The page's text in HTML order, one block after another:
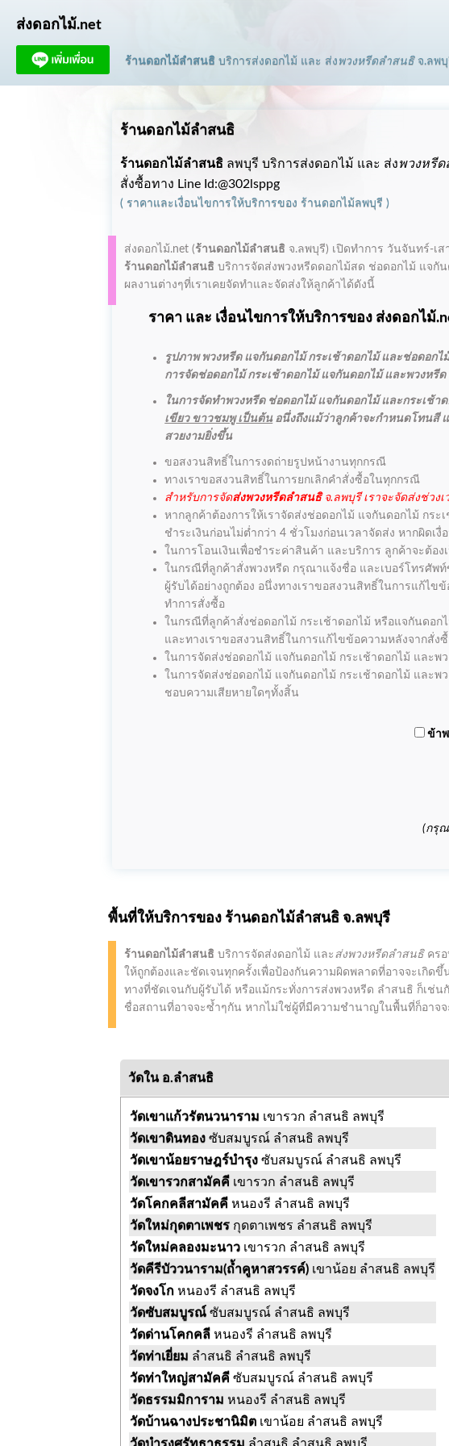
ส่งดอกไม้.net
ร้านดอกไม้ลำสนธิ บริการส่งดอกไม้ และ ส่ง พวงหรีดลำสนธิจ.ลพบุ
ร้านดอกไม้ลำสนธิ
ร้านดอกไม้ลำสนธิ ลพบุรี บริการส่งดอกไม้ และ ส่งพวงหรี
สั่งซื้อทาง Line Id:@302lsppg
( ราคาและเงื่อนไขการให้บริการของ ร้านดอกไม้ลพบุรี )
ส่งดอกไม้.net (ร้านดอกไม้ลำสนธิ จ.ลพบุรี) เปิดทำการ วันจันทร์-เส
ร้านดอกไม้ลำสนธิ บริการจัดส่งพวงหรีดดอกไม้สด ช่อดอกไม้ แจกั
ผลงานต่างๆที่เราเคยจัดทำและจัดส่งให้ลูกค้าได้ดังนี้
ราคา และ เงื่อนไขการให้บริการของ ส่งดอกไม้
รูปภาพ พวงหรีด แจกันดอกไม้ กระเช้าดอกไม้ และช่อดอก
การจัดช่อดอกไม้ กระเช้าดอกไม้ แจกันดอกไม้ และพวงห
ในการจัดทำพวงหรีด ช่อดอกไม้ แจกันดอกไม้ และกระเช้า
เขียว ขาวชมพู เป็นต้นอนึ่งถึงแม้ว่าลูกค้าจะกำหนดโทนสี แ
สวยงามยิ่งขึ้น
ขอสงวนสิทธิ์ในการงดถ่ายรูปหน้างานทุกกรณี
ทางเราขอสงวนสิทธิ์ในการยกเลิกคำสั่งซื้อในทุกกรณี
สำหรับการจัดส่งพวงหรีดลำสนธิจ.ลพบุรี เราจะจัดส่งช่วงเ
หากลูกค้าต้องการให้เราจัดส่งช่อดอกไม้ แจกันดอกไม้ กระ
ชำระเงินก่อนไม่ต่ำกว่า 4 ชั่วโมงก่อนเวลาจัดส่ง หากผิดเ
ในการโอนเงินเพื่อชำระค่าสินค้า และบริการ ลูกค้าจะต้อ
ในกรณีที่ลูกค้าสั่งพวงหรีด กรุณาแจ้งชื่อ และเบอร์โทรศัพท์
ผู้รับได้อย่างถูกต้อง อนึ่งทางเราขอสงวนสิทธิ์ในการแก้ไ
ทำการสั่งซื้อ
ในกรณีที่ลูกค้าสั่งช่อดอกไม้ กระเช้าดอกไม้ หรือแจกันดอ
และทางเราขอสงวนสิทธิ์ในการแก้ไขข้อความหลังจากสั่ง
ในการจัดส่งช่อดอกไม้ แจกันดอกไม้ กระเช้าดอกไม้ และ
ในการจัดส่งช่อดอกไม้ แจกันดอกไม้ กระเช้าดอกไม้ และ
ชอบความเสียหายใดๆทั้งสิ้น
ข้า
(กรุณ
พื้นที่ให้บริการของ ร้านดอกไม้ลำสนธิ จ.ลพบุรี
ร้านดอกไม้ลำสนธิ บริการจัดส่งดอกไม้ และ ส่งพวงหรีดลำสนธิครอ
ให้ถูกต้องและชัดเจนทุกครั้งเพื่อป้องกันความผิดพลาดที่อาจจะเกิดขึ้
ทางที่ชัดเจนกับผู้รับได้ หรือแม้กระทั่งการส่งพวงหรีด ลำสนธิ ก็เช่น
ชื่อสถานที่อาจจะซ้ำๆกัน หากไม่ใช่ผู้ที่มีความชำนาญในพื้นที่ก็อาจจ
วัดใน อ.ลำสนธิ
วัดเขาแก้วรัตนวนาราม เขารวก ลำสนธิ ลพบุรี
วัดเขาดินทองซับสมบูรณ์ ลำสนธิ ลพบุรี
วัดเขาน้อยราษฎร์บำรุงซับสมบูรณ์ ลำสนธิ ลพบุรี
วัดเขารวกสามัคคี เขารวก ลำสนธิ ลพบุรี
วัดโคกคลีสามัคคีหนองรี ลำสนธิ ลพบุรี
วัดใหม่กุดตาเพชร กุดตาเพชร ลำสนธิ ลพบุรี
วัดใหม่คลองมะนาว เขารวก ลำสนธิ ลพบุรี
วัดคีรีบัววนาราม(ถ้ำคูหาสวรรค์) เขาน้อย ลำสนธิ ลพบุรี
วัดจงโกหนองรี ลำสนธิ ลพบุรี
วัดซับสมบูรณ์ซับสมบูรณ์ ลำสนธิ ลพบุรี
วัดด่านโคกคลีหนองรี ลำสนธิ ลพบุรี
วัดท่าเยี่ยม ลำสนธิ ลำสนธิ ลพบุรี
วัดท่าใหญ่สามัคคีซับสมบูรณ์ ลำสนธิ ลพบุรี
วัดธรรมมิการามหนองรี ลำสนธิ ลพบุรี
วัดบ้านฉางประชานิมิต เขาน้อย ลำสนธิ ลพบุรี